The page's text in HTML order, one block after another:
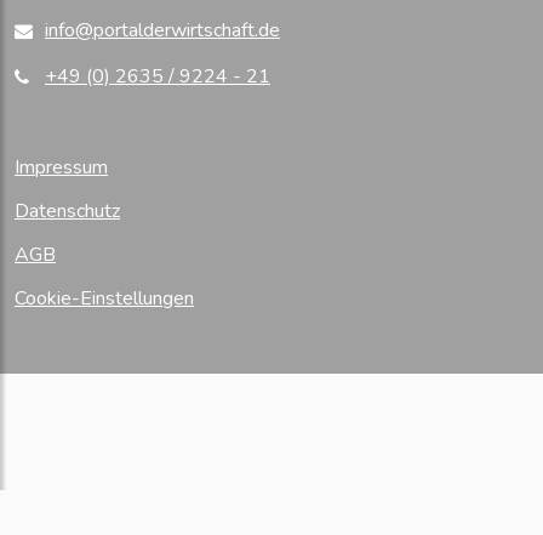
info@portalderwirtschaft.de
+49 (0) 2635 / 9224 - 21
Impressum
Datenschutz
AGB
Cookie-Einstellungen